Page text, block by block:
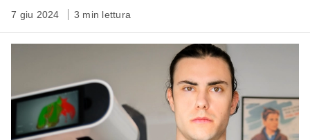
7 giu 2024 3 min lettura